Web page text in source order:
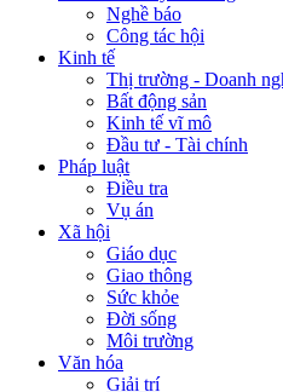
Nghề báo
Công tác hội
Kinh tế
Thị trường - Doanh
Bất động sản
Kinh tế vĩ mô
Đầu tư - Tài chính
Pháp luật
Điều tra
Vụ án
Xã hội
Giáo dục
Giao thông
Sức khỏe
Đời sống
Môi trường
Văn hóa
Giải trí